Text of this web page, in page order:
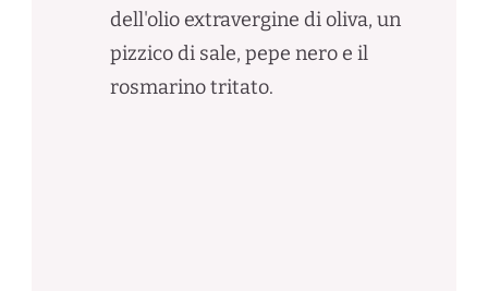
dell'olio extravergine di oliva, un
pizzico di sale, pepe nero e il
rosmarino tritato.